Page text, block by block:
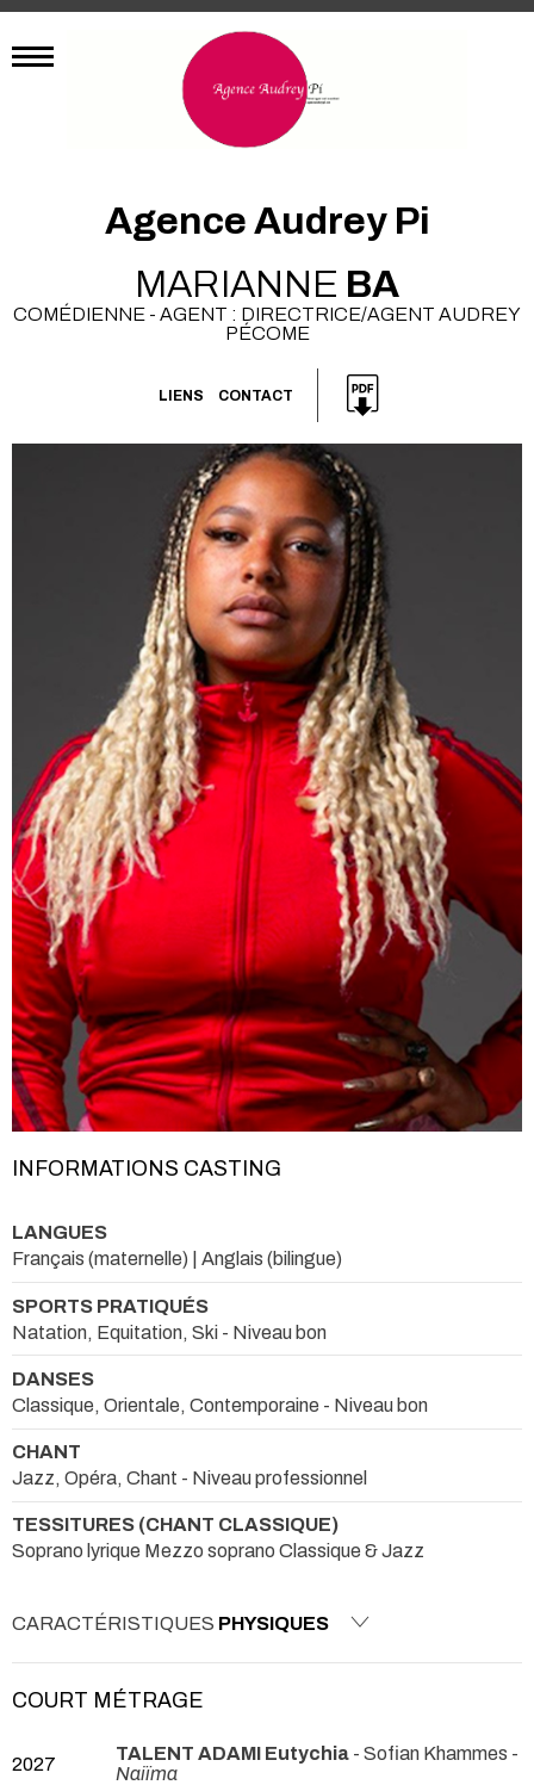
Agence Audrey Pi
MARIANNE BA
COMÉDIENNE - AGENT : DIRECTRICE/AGENT AUDREY
PÉCOME
LIENS CONTACT
INFORMATIONS CASTING
LANGUES
Français (maternelle) | Anglais (bilingue)
SPORTS PRATIQUÉS
Natation, Equitation, Ski - Niveau bon
DANSES
Classique, Orientale, Contemporaine - Niveau bon
CHANT
Jazz, Opéra, Chant - Niveau professionnel
TESSITURES (CHANT CLASSIQUE)
Soprano lyrique Mezzo soprano Classique & Jazz
CARACTÉRISTIQUES PHYSIQUES
COURT MÉTRAGE
2027 TALENT ADAMI Eutychia - Sofian Khammes -
Naiïma